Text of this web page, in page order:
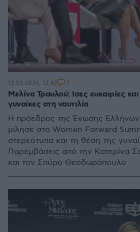
Μελίνα Τραυλού: Ισες ευκαιρίες
γυναίκες στη ναυτιλία
Η πρόεδρος της Ένωσης
μίλησε στο Women Forward
στερεότυπα και τη θέση της
Παρεμβάσεις από την Κατερίνα
και τον Σπύρο Θεοδωρόπουλο
13.03.2026, 12:42 1